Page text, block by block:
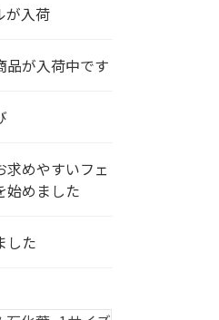
が入荷
品が入荷中です
求めやすいフェ
始めました
した